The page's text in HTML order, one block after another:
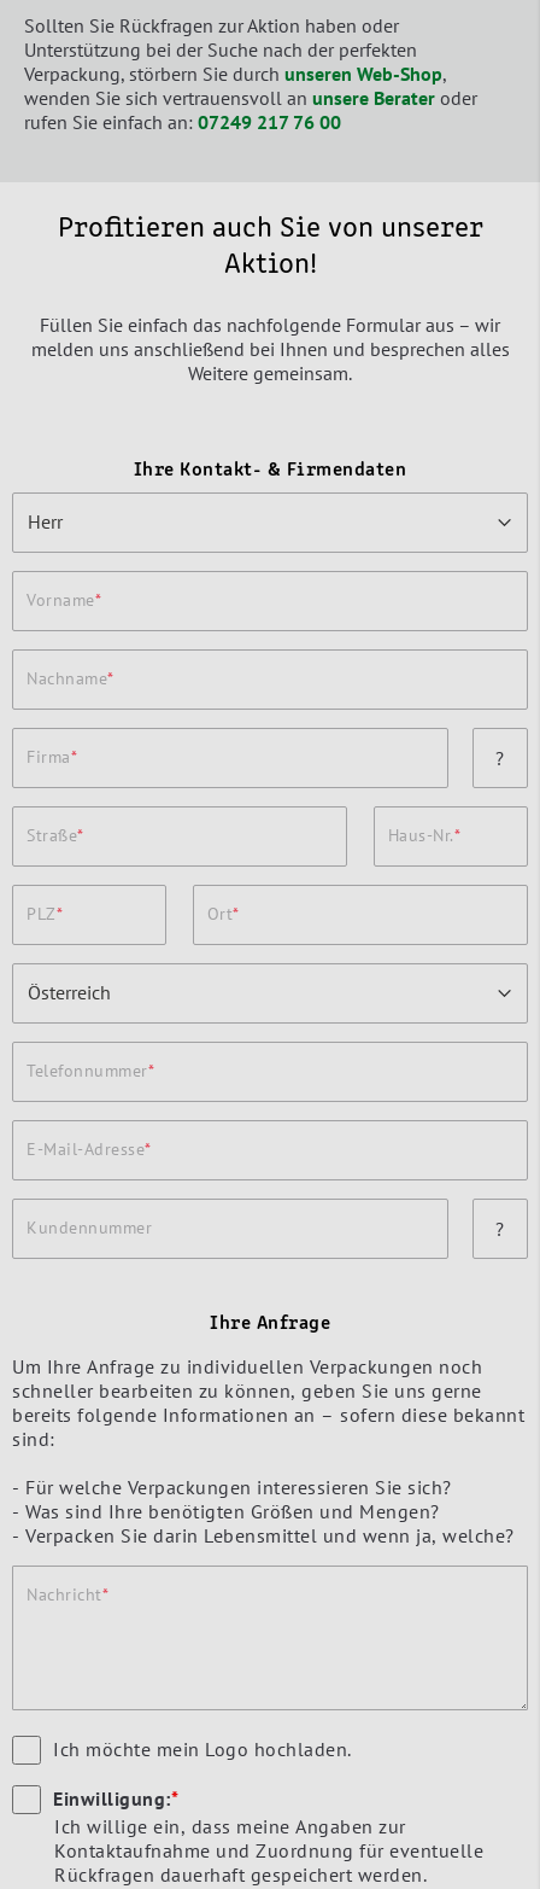
Sollten Sie Rückfragen zur Aktion haben oder
Unterstützung bei der Suche nach der perfekten
Verpackung, störbern Sie durch unseren Web-Shop,
wenden Sie sich vertrauensvoll an unsere Berater oder
rufen Sie einfach an: 07249 217 76 00
Profitieren auch Sie von unserer
Aktion!
Füllen Sie einfach das nachfolgende Formular aus – wir
melden uns anschließend bei Ihnen und besprechen alles
Weitere gemeinsam.
Ihre Kontakt- & Firmendaten
Vorname
Nachname
Firma ?
Straße Haus-Nr.
PLZ Ort
Telefonnummer
E-Mail-Adresse
Kundennummer ?
Ihre Anfrage
Um Ihre Anfrage zu individuellen Verpackungen noch
schneller bearbeiten zu können, geben Sie uns gerne
bereits folgende Informationen an – sofern diese bekannt
sind:
- Für welche Verpackungen interessieren Sie sich?
- Was sind Ihre benötigten Größen und Mengen?
- Verpacken Sie darin Lebensmittel und wenn ja, welche?
Nachricht
Ich möchte mein Logo hochladen.
Einwilligung:*
Ich willige ein, dass meine Angaben zur
Kontaktaufnahme und Zuordnung für eventuelle
Rückfragen dauerhaft gespeichert werden.